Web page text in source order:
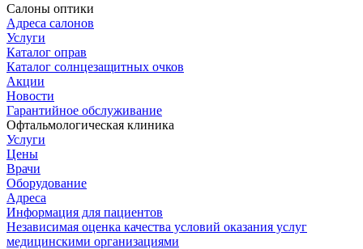
Салоны оптики
Адреса салонов
Услуги
Каталог оправ
Каталог солнцезащитных очков
Акции
Новости
Гарантийное обслуживание
Офтальмологическая клиника
Услуги
Цены
Врачи
Оборудование
Адреса
Информация для пациентов
Независимая оценка качества условий оказания услуг
медицинскими организациями